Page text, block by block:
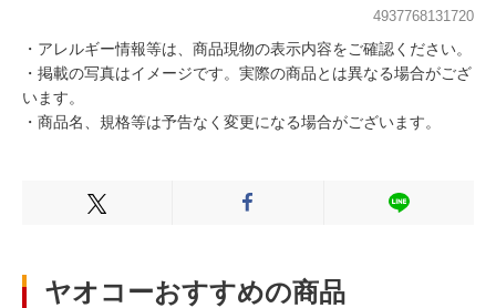
4937768131720
・アレルギー情報等は、商品現物の表示内容をご確認ください。
・掲載の写真はイメージです。実際の商品とは異なる場合がござ
います。
・商品名、規格等は予告なく変更になる場合がございます。
Xでシェアする FacebookでシェアするLINEでシェ
ヤオコーおすすめの商品